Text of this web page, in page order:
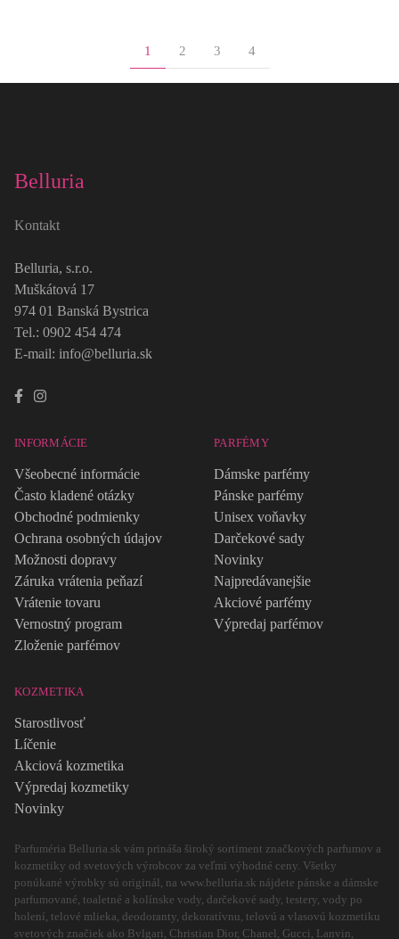
1 2 3 4
Belluria
Kontakt
Belluria, s.r.o.
Muškátová 17
974 01 Banská Bystrica
Tel.: 0902 454 474
E-mail: info@belluria.sk
INFORMÁCIE
Všeobecné informácie
Často kladené otázky
Obchodné podmienky
Ochrana osobných údajov
Možnosti dopravy
Záruka vrátenia peňazí
Vrátenie tovaru
Vernostný program
Zloženie parfémov
PARFÉMY
Dámske parfémy
Pánske parfémy
Unisex voňavky
Darčekové sady
Novinky
Najpredávanejšie
Akciové parfémy
Výpredaj parfémov
KOZMETIKA
Starostlivosť
Líčenie
Akciová kozmetika
Výpredaj kozmetiky
Novinky
Parfuméria Belluria.sk vám prináša široký sortiment značkových parfumov a
kozmetiky od svetových výrobcov za veľmi výhodné ceny. Všetky
ponúkané výrobky sú originál, na www.belluria.sk nájdete pánske a dámske
parfumované, toaletné a kolínske vody, darčekové sady, testery, vody po
holení, telové mlieka, deodoranty, dekoratívnu, telovú a vlasovú kozmetiku
svetových značiek ako Bvlgari, Christian Dior, Chanel, Gucci, Lanvin,